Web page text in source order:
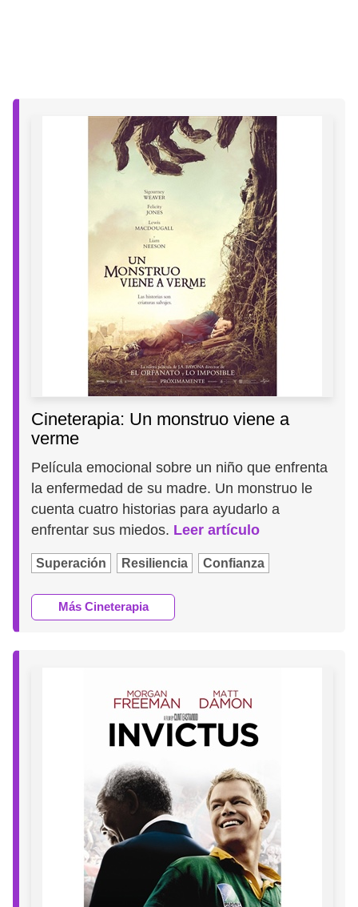
Cineterapia: Un monstruo viene a
verme
Película emocional sobre un niño que enfrenta
la enfermedad de su madre. Un monstruo le
cuenta cuatro historias para ayudarlo a
enfrentar sus miedos. Leer artículo
Superación Resiliencia Confianza
Más Cineterapia